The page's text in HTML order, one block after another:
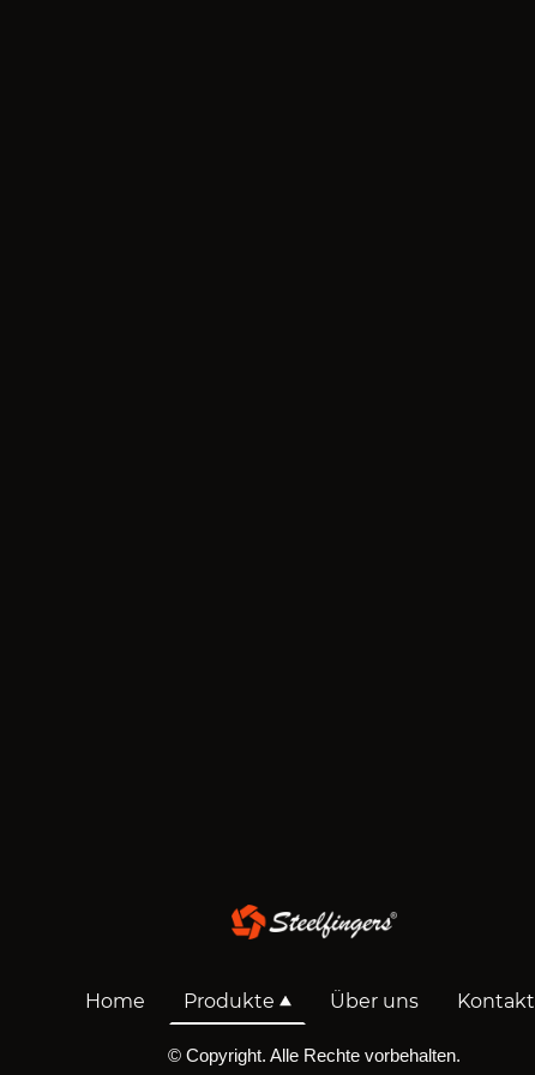
Home Produkte Über uns Kontakt
© Copyright. Alle Rechte vorbehalten.